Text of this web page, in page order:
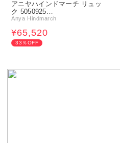
アニヤハインドマーチ リュッ
ク 5050925…
Anya Hindmarch
¥65,520
33％OFF